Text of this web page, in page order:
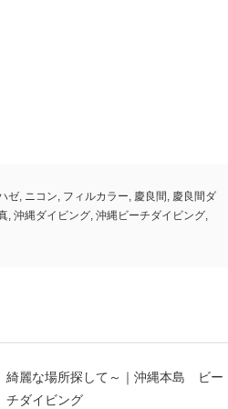
ゼ, ニコン, フィルカラー, 慶良間 , 慶良間ダ
, 沖縄ダイビング, 沖縄ビーチダイビング,
綺麗な場所探して～｜沖縄本島 ビー
チダイビング